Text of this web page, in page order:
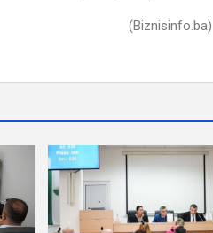
(Biznisinfo.ba)